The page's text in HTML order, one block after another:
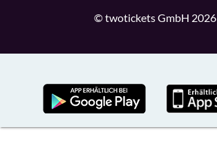
© twotickets GmbH 2026